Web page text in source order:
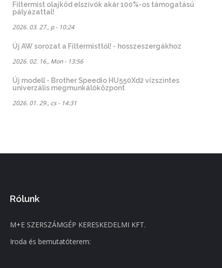
Filtermist olajköd elszívók akár 100%-os támogatású
pályázattal!
2026. 03. 27., p - 10:24
Új AW sorozat a Filtermisttől! - hosszeszergákhoz
2026. 02. 16., Mon - 13:56
Új modell - Brother Speedio HU550Xd2 vízszintes
univerzális megmunkálóközpont
2026. 01. 29., cs - 14:31
Rólunk
M+E SZERSZÁMGÉP KERESKEDELMI KFT.
Iroda és bemutatóterem: